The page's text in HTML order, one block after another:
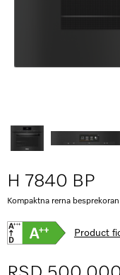
H 7840 BP
Kompaktna rerna
Product